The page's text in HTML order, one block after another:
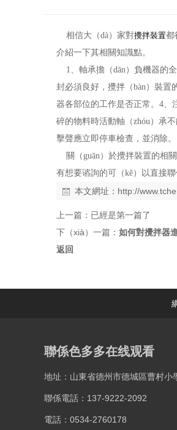
相信大（dà）家對攪拌裝置都
介紹一下其相關知識點。
1、軸承擔（dān）負機器的
封必須良好，攪拌（bàn）裝置
器各部位的工作是否正常。4、
碎的物料時活動軸（zhóu）承
擊聲應立即停車檢查，並消除。
關（guān）於攪拌裝置的相
有想要谘詢的可（kě）以直接
本文網址： http://
上一篇：已經是第一篇了
下（xià）一篇： 如何對攪拌器
返回
聯係色多多在线观看
地址：山東省德州市德城區曹村小
聯係電話：137-9222-2092
電話：0534-2760178